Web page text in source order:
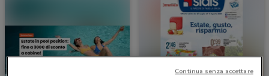
Continua senza accettare